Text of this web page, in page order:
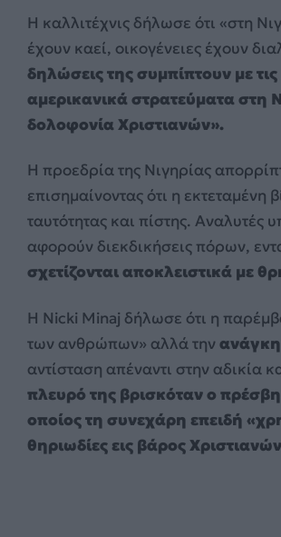
Η καλλιτέχνις δήλωσε ότι «στη
έχουν καεί, οικογένειες έχουν
δηλώσεις της συμπίπτουν με
αμερικανικά στρατεύματα στη
δολοφονία Χριστιανών».
Η προεδρία της Νιγηρίας
επισημαίνοντας ότι η εκτεταμένη
ταυτότητας και πίστης. Αναλυτές
αφορούν διεκδικήσεις πόρων,
σχετίζονται αποκλειστικά με
Η Nicki Minaj δήλωσε ότι η
των ανθρώπων» αλλά την
αντίσταση απέναντι στην αδικία
πλευρό της βρισκόταν ο
οποίος τη συνεχάρη επειδή
θηριωδίες εις βάρος